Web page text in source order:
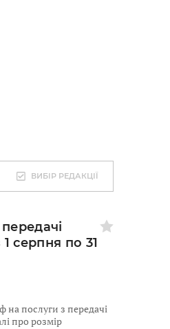
ВИБІР РЕДАКЦІЇ
1 серпня по 31
на послуги з передачі
про розмір